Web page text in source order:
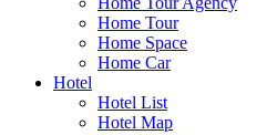
Home Tour
Home Space
Home Car
Hotel
Hotel List
Hotel Map